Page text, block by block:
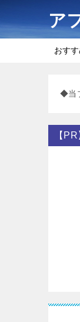
ア
おす
◆当
【